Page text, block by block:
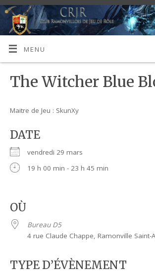
MENU
The Witcher Blue
Maitre de Jeu : SkunXy
DATE
vendredi 29 mars
19 h 00 min - 23 h 45 min
OÙ
Bureau D5
4 rue Claude Chappe, Ramonville Saint-
TYPE D’ÉVÈNEMENT